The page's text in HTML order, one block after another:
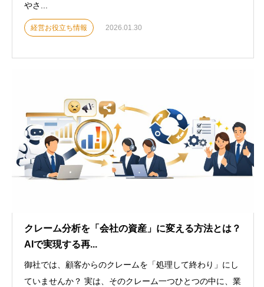
やさ...
経営お役立ち情報 2026.01.30
クレーム分析を「会社の資産」に変える方法とは？
AIで実現する再...
御社では、顧客からのクレームを「処理して終わり」にし
ていませんか？ 実は、そのクレーム一つひとつの中に、業